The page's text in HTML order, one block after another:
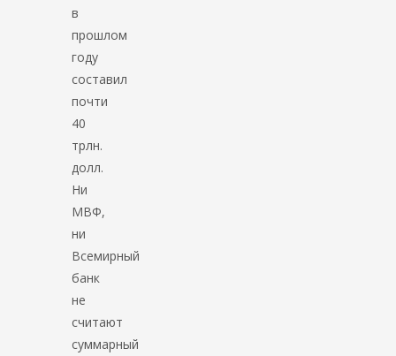
в
прошлом
году
составил
почти
40
трлн.
долл.
Ни
МВФ,
ни
Всемирный
банк
не
считают
суммарный